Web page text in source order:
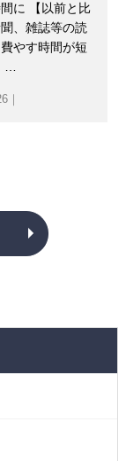
に 【以前と比
、雑誌等の読
やす時間が短
…
｜